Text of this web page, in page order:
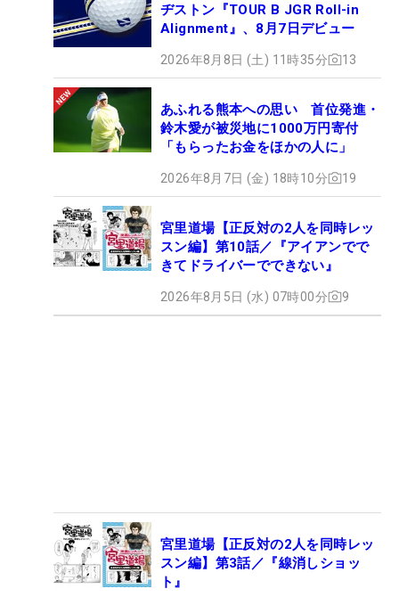
ヂストン『TOUR B JGR Roll-in
Alignment』、8月7日デビュー
2026年8月8日 (土) 11時35分 13
あふれる熊本への思い 首位発進・
鈴木愛が被災地に1000万円寄付
「もらったお金をほかの人に」
2026年8月7日 (金) 18時10分 19
宮里道場【正反対の2人を同時レッ
スン編】第10話／『アイアンでで
きてドライバーでできない』
2026年8月5日 (水) 07時00分 9
宮里道場【正反対の2人を同時レッ
スン編】第3話／『線消しショッ
ト』